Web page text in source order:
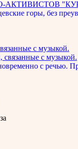
горы, без
с музыкой.
с речью.